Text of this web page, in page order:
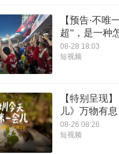
【预告·不唯
超”，是一种
08-28 18:03
短视频
【特别呈现
儿》万物有
08-26 08:26
短视频